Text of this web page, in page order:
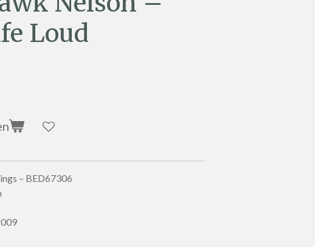
Loud
– BED67306